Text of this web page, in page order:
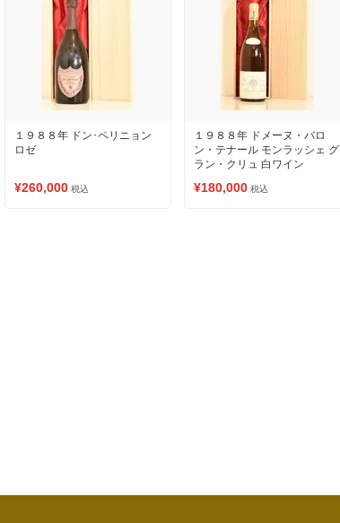
１９８８年 ドン･ペリニョン
ロゼ
¥260,000 税込
１９８８年 ドメーヌ・バロ
ン・テナール モンラッシェ グ
ラン・クリュ 白ワイン
¥180,000 税込